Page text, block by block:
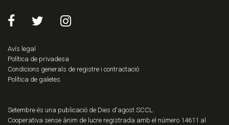
Avís legal
Política de privadesa
Condicions generals de registre i contractació
Política de galetes
Setembre és una publicació de Dies d'agost SCCL.
Cooperativa sense ànim de lucre registrada amb el número 14611 al